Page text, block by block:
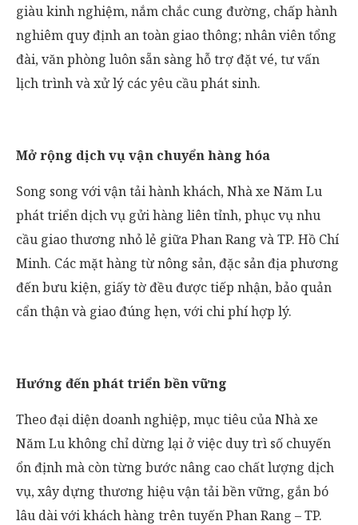
giàu kinh nghiệm, nắm chắc cung đường, chấp hành
nghiêm quy định an toàn giao thông; nhân viên tổng
đài, văn phòng luôn sẵn sàng hỗ trợ đặt vé, tư vấn
lịch trình và xử lý các yêu cầu phát sinh.
Mở rộng dịch vụ vận chuyển hàng hóa
Song song với vận tải hành khách, Nhà xe Năm Lu
phát triển dịch vụ gửi hàng liên tỉnh, phục vụ nhu
cầu giao thương nhỏ lẻ giữa Phan Rang và TP. Hồ Chí
Minh. Các mặt hàng từ nông sản, đặc sản địa phương
đến bưu kiện, giấy tờ đều được tiếp nhận, bảo quản
cẩn thận và giao đúng hẹn, với chi phí hợp lý.
Hướng đến phát triển bền vững
Theo đại diện doanh nghiệp, mục tiêu của Nhà xe
Năm Lu không chỉ dừng lại ở việc duy trì số chuyến
ổn định mà còn từng bước nâng cao chất lượng dịch
vụ, xây dựng thương hiệu vận tải bền vững, gắn bó
lâu dài với khách hàng trên tuyến Phan Rang – TP.